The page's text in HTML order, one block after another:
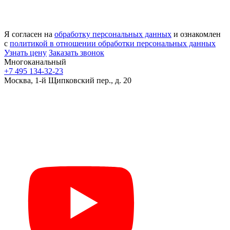
Я согласен на обработку персональных данных и ознакомлен
с политикой в отношении обработки персональных данных
Узнать цену Заказать звонок
Многоканальный
+7 495 134-32-23
Москва, 1-й Щипковский пер., д. 20